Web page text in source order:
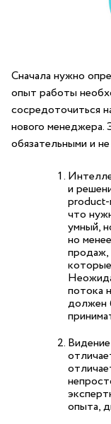
Сначала нужно
опыт работы
сосредоточиться
нового менеджера.
обязательными и
и
product-
что
умный,
но
продаж,
потока
должен
опыта,